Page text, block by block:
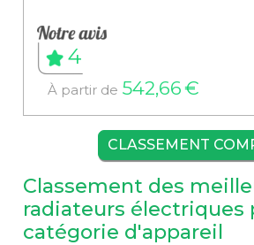
4
À partir de 542,66 €
CLASSEMENT
Classement des
radiateurs électriques
catégorie d'appareil